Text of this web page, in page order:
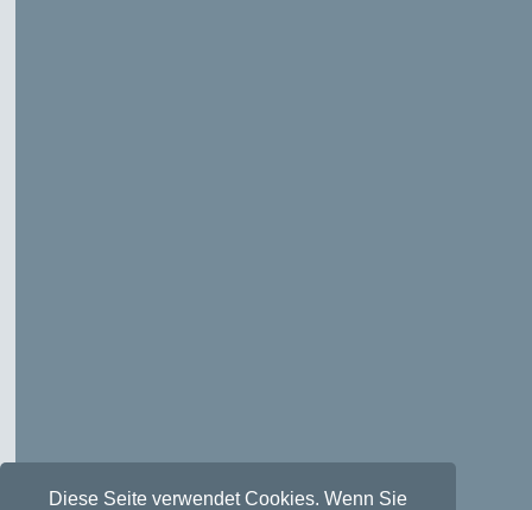
Diese Seite verwendet Cookies. Wenn Sie